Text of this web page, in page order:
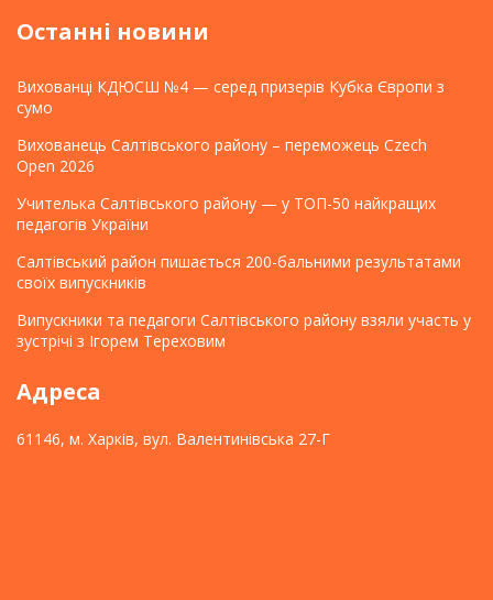
Останні новини
Вихованці КДЮСШ №4 — серед призерів Кубка Європи з
сумо
Вихованець Салтівського району – переможець Czech
Open 2026
Учителька Салтівського району — у ТОП-50 найкращих
педагогів України
Салтівський район пишається 200-бальними результатами
своїх випускників
Випускники та педагоги Салтівського району взяли участь у
зустрічі з Ігорем Тереховим
Адреса
61146, м. Харків, вул. Валентинівська 27-Г